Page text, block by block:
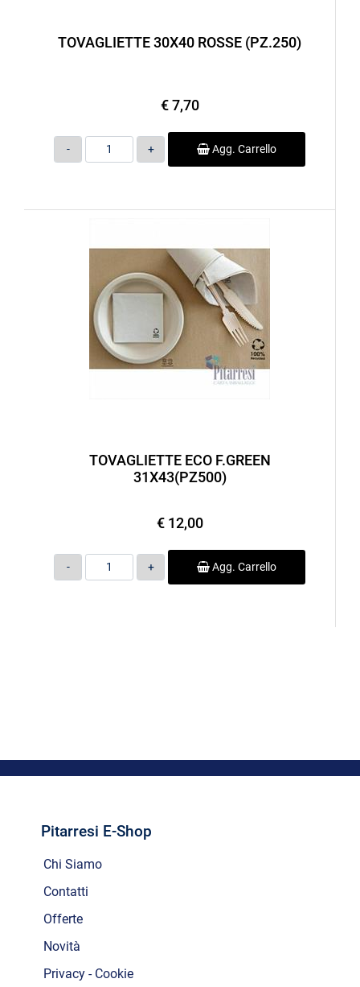
TOVAGLIETTE 30X40 ROSSE (PZ.250)
€ 7,70
Quantità
Agg. Carrello
TOVAGLIETTE ECO F.GREEN
31X43(PZ500)
€ 12,00
Quantità
Agg. Carrello
Pitarresi E-Shop
Chi Siamo
Contatti
Offerte
Novità
Privacy - Cookie